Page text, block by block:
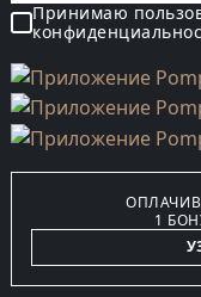
Принимаю
1